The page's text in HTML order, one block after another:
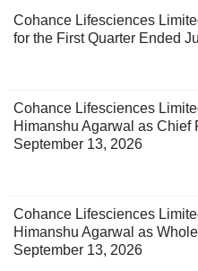
Cohance Lifesciences
for the First Quarter Ended
Cohance Lifesciences
Himanshu Agarwal as Chief
September 13, 2026
Cohance Lifesciences
Himanshu Agarwal as
September 13, 2026